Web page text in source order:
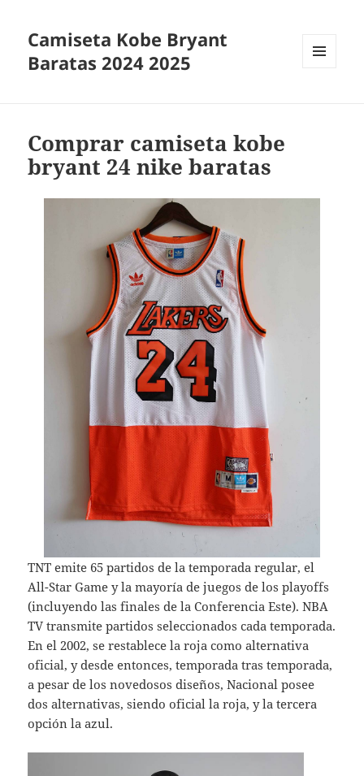
Camiseta Kobe Bryant
Baratas 2024 2025
Comprar camiseta kobe
bryant 24 nike baratas
TNT emite 65 partidos de la temporada regular, el
All-Star Game y la mayoría de juegos de los playoffs
(incluyendo las finales de la Conferencia Este). NBA
TV transmite partidos seleccionados cada temporada.
En el 2002, se restablece la roja como alternativa
oficial, y desde entonces, temporada tras temporada,
a pesar de los novedosos diseños, Nacional posee
dos alternativas, siendo oficial la roja, y la tercera
opción la azul.